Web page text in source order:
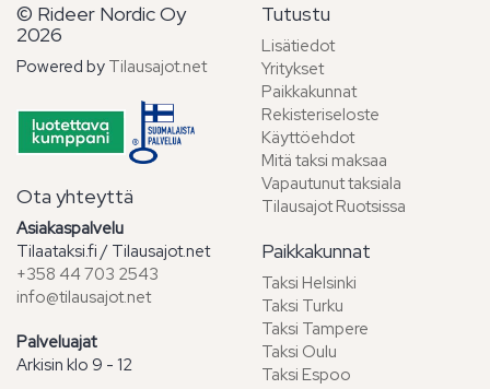
© Rideer Nordic Oy
2026
Powered by Tilausajot.net
Ota yhteyttä
Asiakaspalvelu
Tilaataksi.fi / Tilausajot.net
+358 44 703 2543
info@tilausajot.net
Palveluajat
Arkisin klo 9 - 12
Tutustu
Lisätiedot
Yritykset
Paikkakunnat
Rekisteriseloste
Käyttöehdot
Mitä taksi maksaa
Vapautunut taksiala
Tilausajot Ruotsissa
Paikkakunnat
Taksi Helsinki
Taksi Turku
Taksi Tampere
Taksi Oulu
Taksi Espoo